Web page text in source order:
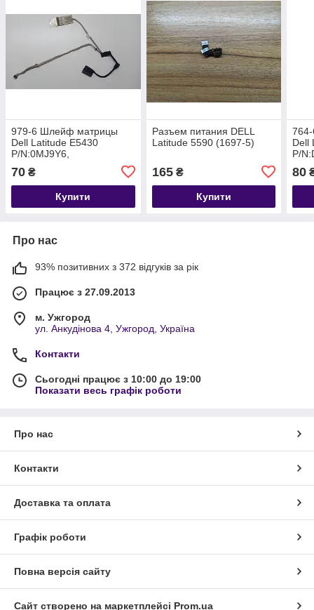
979-6 Шлейф матрицы
Dell Latitude E5430
P/N:0MJ9Y6,
70 ₴
Купити
Разъем питания DELL
Latitude 5590 (1697-5)
165₴
Купити
Dell
P/
80
Про нас
93% позитивних з 372 відгуків за рік
Працює з 27.09.2013
м. Ужгород
ул. Анкудінова 4, Ужгород, Україна
Контакти
Сьогодні працює з 10:00 до 19:00
Показати весь графік роботи
Про нас
Контакти
Доставка та оплата
Графік роботи
Повна версія сайту
Сайт створено на маркетплейсі Prom.ua